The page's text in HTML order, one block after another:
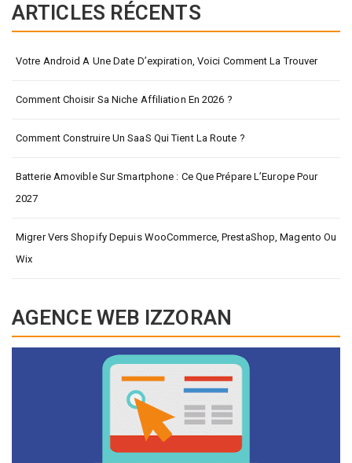
ARTICLES RÉCENTS
Votre Android A Une Date D’expiration, Voici Comment La Trouver
Comment Choisir Sa Niche Affiliation En 2026 ?
Comment Construire Un SaaS Qui Tient La Route ?
Batterie Amovible Sur Smartphone : Ce Que Prépare L’Europe Pour
2027
Migrer Vers Shopify Depuis WooCommerce, PrestaShop, Magento Ou
Wix
AGENCE WEB IZZORAN